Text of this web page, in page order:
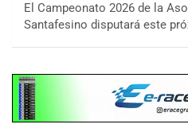
El Campeonato 2026 de la
Santafesino disputará este